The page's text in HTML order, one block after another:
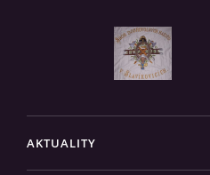
AKTUALITY